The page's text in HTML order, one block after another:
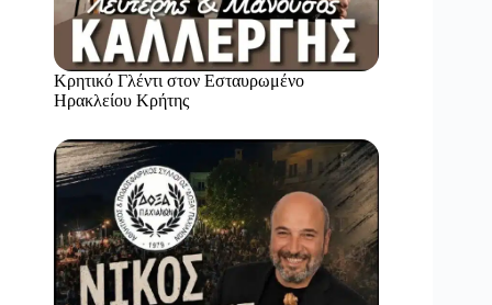
Κρητικό Γλέντι στον Εσταυρωμένο
Ηρακλείου Κρήτης